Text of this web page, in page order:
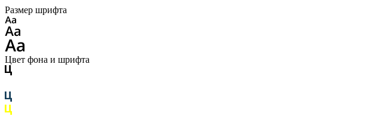
Размер шрифта
Цвет фона и шрифта